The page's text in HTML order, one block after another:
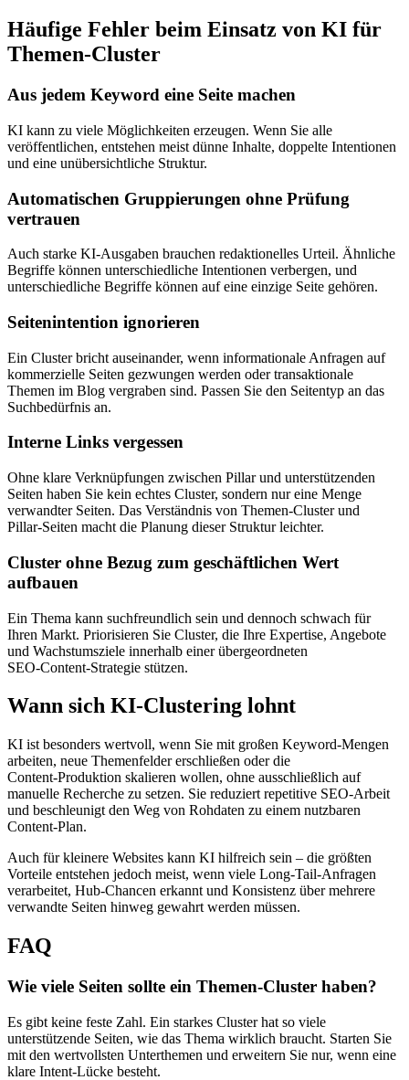
Häufige Fehler beim Einsatz von KI für
Themen‑Cluster
Aus jedem Keyword eine Seite machen
KI kann zu viele Möglichkeiten erzeugen. Wenn Sie alle
veröffentlichen, entstehen meist dünne Inhalte, doppelte Intentionen
und eine unübersichtliche Struktur.
Automatischen Gruppierungen ohne Prüfung
vertrauen
Auch starke KI‑Ausgaben brauchen redaktionelles Urteil. Ähnliche
Begriffe können unterschiedliche Intentionen verbergen, und
unterschiedliche Begriffe können auf eine einzige Seite gehören.
Seitenintention ignorieren
Ein Cluster bricht auseinander, wenn informationale Anfragen auf
kommerzielle Seiten gezwungen werden oder transaktionale
Themen im Blog vergraben sind. Passen Sie den Seitentyp an das
Suchbedürfnis an.
Interne Links vergessen
Ohne klare Verknüpfungen zwischen Pillar und unterstützenden
Seiten haben Sie kein echtes Cluster, sondern nur eine Menge
verwandter Seiten. Das Verständnis von Themen‑Cluster und
Pillar‑Seiten macht die Planung dieser Struktur leichter.
Cluster ohne Bezug zum geschäftlichen Wert
aufbauen
Ein Thema kann suchfreundlich sein und dennoch schwach für
Ihren Markt. Priorisieren Sie Cluster, die Ihre Expertise, Angebote
und Wachstumsziele innerhalb einer übergeordneten
SEO‑Content‑Strategie stützen.
Wann sich KI‑Clustering lohnt
KI ist besonders wertvoll, wenn Sie mit großen Keyword‑Mengen
arbeiten, neue Themenfelder erschließen oder die
Content‑Produktion skalieren wollen, ohne ausschließlich auf
manuelle Recherche zu setzen. Sie reduziert repetitive SEO‑Arbeit
und beschleunigt den Weg von Rohdaten zu einem nutzbaren
Content‑Plan.
Auch für kleinere Websites kann KI hilfreich sein – die größten
Vorteile entstehen jedoch meist, wenn viele Long‑Tail‑Anfragen
verarbeitet, Hub‑Chancen erkannt und Konsistenz über mehrere
verwandte Seiten hinweg gewahrt werden müssen.
FAQ
Wie viele Seiten sollte ein Themen‑Cluster haben?
Es gibt keine feste Zahl. Ein starkes Cluster hat so viele
unterstützende Seiten, wie das Thema wirklich braucht. Starten Sie
mit den wertvollsten Unterthemen und erweitern Sie nur, wenn eine
klare Intent‑Lücke besteht.